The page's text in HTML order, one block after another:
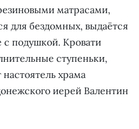
матрасами,
для бездомных, выдаётся
с подушкой. Кровати
ступеньки,
храма
иерей Валентин